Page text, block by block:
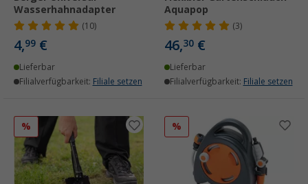
Wasserhahnadapter
(10)
4,99 €
Lieferbar
Filialverfügbarkeit: Filiale setzen
Aquapop
(3)
46,30 €
Lieferbar
Filialverfügbarkeit: Filiale setzen
% %